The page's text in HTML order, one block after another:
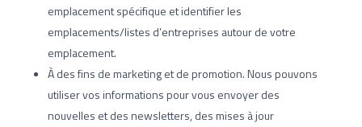
emplacement spécifique et identifier les
emplacements/listes d’entreprises autour de votre
emplacement.
À des fins de marketing et de promotion. Nous pouvons
utiliser vos informations pour vous envoyer des
nouvelles et des newsletters, des mises à jour